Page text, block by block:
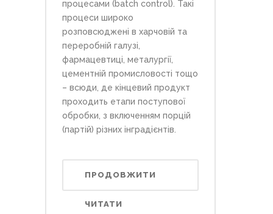
процесами (batch control). Такі
процеси широко
розповсюджені в харчовій та
переробній галузі,
фармацевтиці, металургії,
цементній промисловості тощо
– всюди, де кінцевий продукт
проходить етапи поступової
обробки, з включенням порцій
(партій) різних інградієнтів.
ПРОДОВЖИТИ
ЧИТАТИ